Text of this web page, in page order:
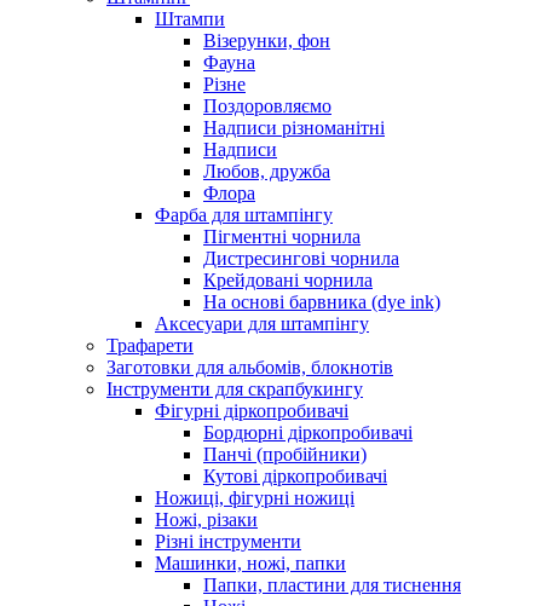
Штампи
Візерунки, фон
Фауна
Різне
Поздоровляємо
Надписи різноманітні
Надписи
Любов, дружба
Флора
Фарба для штампінгу
Пігментні чорнила
Дистресингові чорнила
Крейдовані чорнила
На основі барвника (dye ink)
Аксесуари для штампінгу
Трафарети
Заготовки для альбомів, блокнотів
Інструменти для скрапбукингу
Фігурні діркопробивачі
Бордюрні діркопробивачі
Панчі (пробійники)
Кутові діркопробивачі
Ножиці, фігурні ножиці
Ножі, різаки
Різні інструменти
Машинки, ножі, папки
Папки, пластини для тиснення